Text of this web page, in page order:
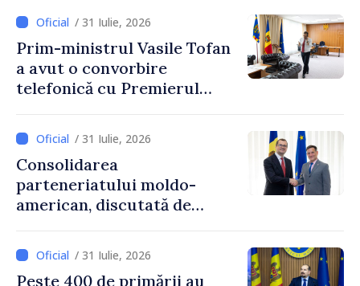
Moldova
/ 31 Iulie, 2026
Prim-ministrul Vasile Tofan
a avut o convorbire
telefonică cu Premierul
/ 31 Iulie, 2026
Consolidarea
parteneriatului moldo-
american, discutată de
și însărcinatul cu afaceri al
SUA, Nick Pietrowicz
/ 31 Iulie, 2026
Peste 400 de primării au